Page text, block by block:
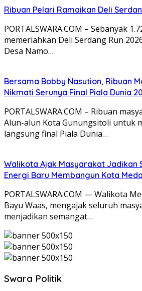
Ribuan Pelari Ramaikan Deli
PORTALSWARA.COM – Sebanyak
memeriahkan Deli Serdang Run
Desa Namo…
Bersama Bobby Nasution, Ribuan
Nikmati Serunya Final Piala Dunia
PORTALSWARA.COM – Ribuan
Alun-alun Kota Gunungsitoli untuk
langsung final Piala Dunia…
Walikota Ajak Masyarakat Jadikan
Energi Baru Membangun Kota
PORTALSWARA.COM — Walikota
Bayu Waas, mengajak seluruh
menjadikan semangat…
Swara Politik